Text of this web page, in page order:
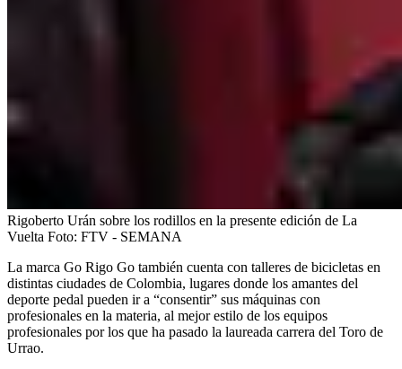
Rigoberto Urán sobre los rodillos en la presente edición de La
Vuelta Foto: FTV - SEMANA
La marca Go Rigo Go también cuenta con talleres de bicicletas en
distintas ciudades de Colombia, lugares donde los amantes del
deporte pedal pueden ir a “consentir” sus máquinas con
profesionales en la materia, al mejor estilo de los equipos
profesionales por los que ha pasado la laureada carrera del Toro de
Urrao.